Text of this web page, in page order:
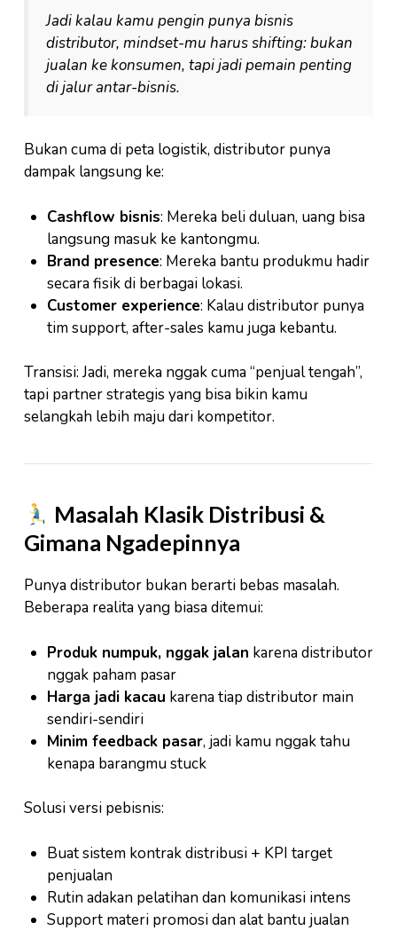
Jadi kalau kamu pengin punya bisnis
distributor, mindset-mu harus shifting: bukan
jualan ke konsumen, tapi jadi pemain penting
di jalur antar-bisnis.
Bukan cuma di peta logistik, distributor punya
dampak langsung ke:
Cashflow bisnis: Mereka beli duluan, uang bisa
langsung masuk ke kantongmu.
Brand presence: Mereka bantu produkmu hadir
secara fisik di berbagai lokasi.
Customer experience: Kalau distributor punya
tim support, after-sales kamu juga kebantu.
Transisi: Jadi, mereka nggak cuma “penjual tengah”,
tapi partner strategis yang bisa bikin kamu
selangkah lebih maju dari kompetitor.
Masalah Klasik Distribusi &
Gimana Ngadepinnya
Punya distributor bukan berarti bebas masalah.
Beberapa realita yang biasa ditemui:
Produk numpuk, nggak jalan karena distributor
nggak paham pasar
Harga jadi kacau karena tiap distributor main
sendiri-sendiri
Minim feedback pasar, jadi kamu nggak tahu
kenapa barangmu stuck
Solusi versi pebisnis:
Buat sistem kontrak distribusi + KPI target
penjualan
Rutin adakan pelatihan dan komunikasi intens
Support materi promosi dan alat bantu jualan